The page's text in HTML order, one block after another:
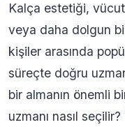
Kalça estetiği, vücut
veya daha dolgun
kişiler arasında
süreçte doğru
bir almanın önemli
uzmanı nasıl